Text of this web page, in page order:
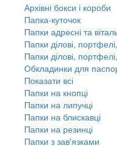
Архівні бокси і короби
Папка-куточок
Папки адресні та
Папки ділові,
Папки ділові,
Обкладинки для
Показати всі
Папки на кнопці
Папки на липучці
Папки на блискавці
Папки на резинці
Папки з зав'язками